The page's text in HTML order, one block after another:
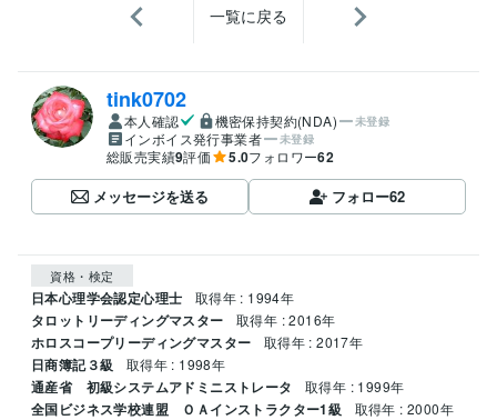
一覧に戻る
tink0702
本人確認 機密保持契約(NDA) 未登録
インボイス発行事業者 未登録
総販売実績9評価 5.0フォロワー62
メッセージを送る フォロー62
資格・検定
日本心理学会認定心理士 取得年 : 1994年
タロットリーディングマスター 取得年 : 2016年
ホロスコープリーディングマスター 取得年 : 2017年
日商簿記３級 取得年 : 1998年
通産省 初級システムアドミニストレータ 取得年 : 1999年
全国ビジネス学校連盟 ＯＡインストラクター1級 取得年 : 2000年